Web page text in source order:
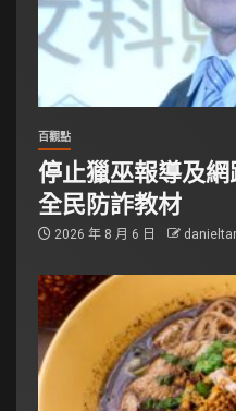
百觀點
停止獵巫報導及
全民防詐教材
2026 年 8 月 6 日